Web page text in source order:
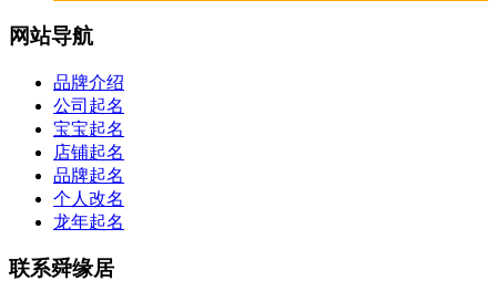
网站导航
品牌介绍
公司起名
宝宝起名
店铺起名
品牌起名
个人改名
龙年起名
联系舜缘居